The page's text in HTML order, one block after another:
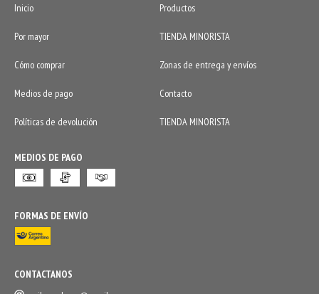
Inicio
Productos
Por mayor TIENDA MINORISTA
Cómo comprar Zonas de entrega y envíos
Medios de pago Contacto
Políticas de devolución TIENDA MINORISTA
MEDIOS DE PAGO
FORMAS DE ENVÍO
CONTACTANOS